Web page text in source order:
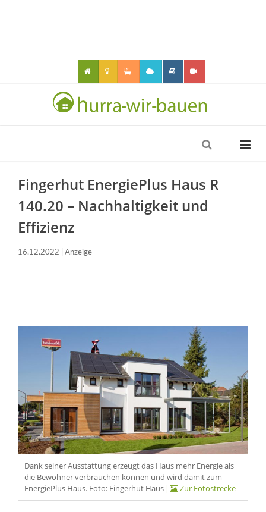
Fingerhut EnergiePlus Haus R
140.20 – Nachhaltigkeit und
Effizienz
16.12.2022 | Anzeige
Dank seiner Ausstattung erzeugt das Haus mehr Energie als
die Bewohner verbrauchen können und wird damit zum
EnergiePlus Haus. Foto: Fingerhut Haus| Zur Fotostrecke